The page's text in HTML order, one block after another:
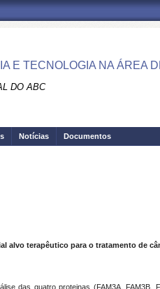
E TECNOLOGIA NA ÁREA
DO ABC
Notícias Documentos
alvo terapêutico para o tratamento de
das quatro proteinas (FAM3A, FAM3B,